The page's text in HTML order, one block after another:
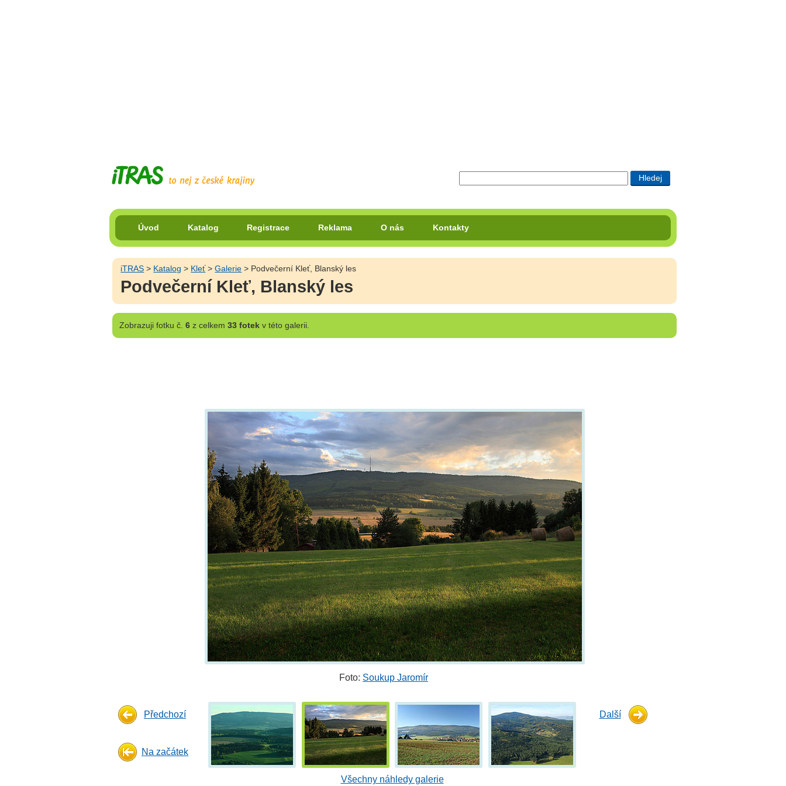
Úvod Katalog Registrace Reklama O nás Kontakty
iTRAS > Katalog > Kleť>Galerie > Podvečerní Kleť, Blanský les
Podvečerní Kleť, Blanský les
Zobrazujifotku č. 6z celkem 33 fotekv této galerii.
Foto: Soukup Jaromír
Předchozí
Na začátek
Všechny náhledy galerie
Další